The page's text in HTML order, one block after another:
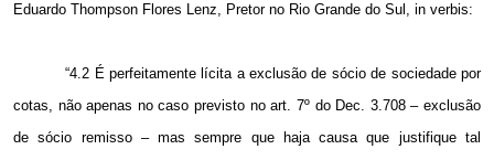
Eduardo Thompson Flores Lenz, Pretor no Rio Grande do Sul, in verbis:
“4.2 É perfeitamente lícita a exclusão de sócio de sociedade por
cotas, não apenas no caso previsto no art. 7º do Dec. 3.708 – exclusão
de sócio remisso – mas sempre que haja causa que justifique tal